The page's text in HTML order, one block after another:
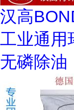
汉高
工业通用
无磷除油